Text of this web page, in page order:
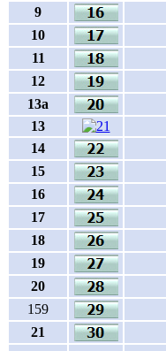
9
10
11
12
13a
13
14
15
16
17
18
19
20
159
21